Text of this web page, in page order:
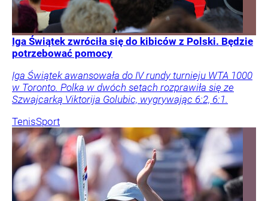
Iga Świątek zwróciła się do kibiców z Polski. Będzie
potrzebować pomocy
Iga Świątek awansowała do IV rundy turnieju WTA 1000
w Toronto. Polka w dwóch setach rozprawiła się ze
Szwajcarką Viktorija Golubic, wygrywając 6:2, 6:1.
TenisSport